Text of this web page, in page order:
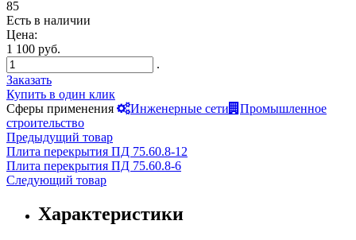
85
Есть в наличии
Цена:
1 100 руб.
.
Заказать
Купить в один клик
Сферы применения
Инженерные сети
Промышленное
строительство
Предыдущий товар
Плита перекрытия ПД 75.60.8-12
Плита перекрытия ПД 75.60.8-6
Следующий товар
Характеристики